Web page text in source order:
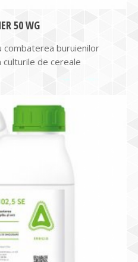
50 WG
combaterea buruienilor
de cereale